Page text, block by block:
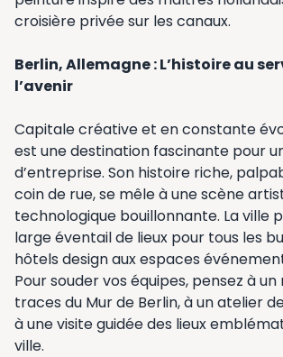
croisière privée sur les canaux.
Berlin, Allemagne : L’histoire au
l’avenir
Capitale créative et en constante
est une destination fascinante pour
d’entreprise. Son histoire riche,
coin de rue, se mêle à une scène
technologique bouillonnante. La ville
large éventail de lieux pour tous les
hôtels design aux espaces
Pour souder vos équipes, pensez à un
traces du Mur de Berlin, à un atelier
à une visite guidée des lieux
ville.